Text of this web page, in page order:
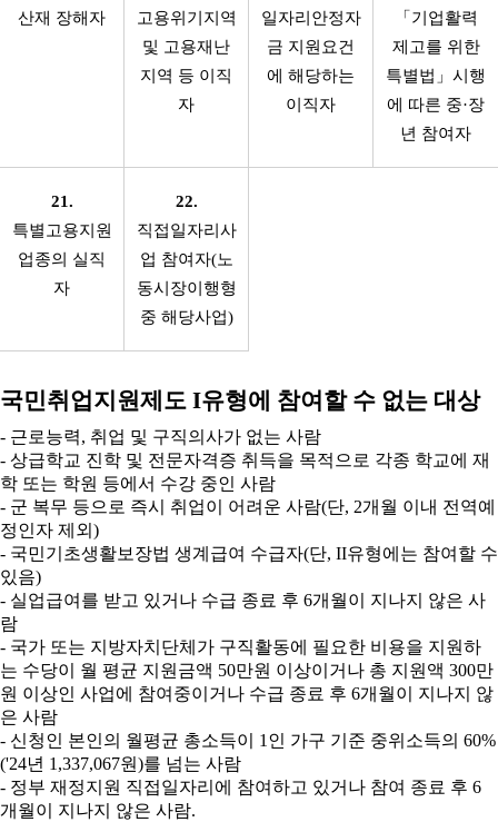
산재 장해자
고용위기지역
및 고용재난
지역 등 이직
자
일자리안정자
금 지원요건
에 해당하는
이직자
「기업활력
제고를 위한
특별법」시행
에 따른 중·장
년 참여자
21.
특별고용지원
업종의 실직
자
22.
직접일자리사
업 참여자(노
동시장이행형
중 해당사업)
국민취업지원제도 I유형에 참여할 수 없는 대상
- 근로능력, 취업 및 구직의사가 없는 사람
- 상급학교 진학 및 전문자격증 취득을 목적으로 각종 학교에 재
학 또는 학원 등에서 수강 중인 사람
- 군 복무 등으로 즉시 취업이 어려운 사람(단, 2개월 이내 전역예
정인자 제외)
- 국민기초생활보장법 생계급여 수급자(단, II유형에는 참여할 수
있음)
- 실업급여를 받고 있거나 수급 종료 후 6개월이 지나지 않은 사
람
- 국가 또는 지방자치단체가 구직활동에 필요한 비용을 지원하
는 수당이 월 평균 지원금액 50만원 이상이거나 총 지원액 300만
원 이상인 사업에 참여중이거나 수급 종료 후 6개월이 지나지 않
은 사람
- 신청인 본인의 월평균 총소득이 1인 가구 기준 중위소득의 60%
('24년 1,337,067원)를 넘는 사람
- 정부 재정지원 직접일자리에 참여하고 있거나 참여 종료 후 6
개월이 지나지 않은 사람.